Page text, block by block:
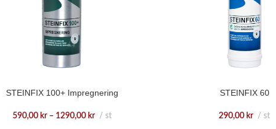
STEINFIX 100+ Impregnering
590,00 kr – 1290,00 kr st
STEINFIX 60
290,00 kr st